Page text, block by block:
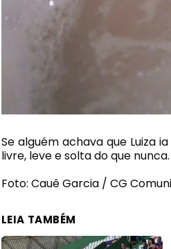
Se alguém achava que Luiza
livre, leve e solta do que nunca.
Foto: Cauê Garcia / CG
LEIA TAMBÉM